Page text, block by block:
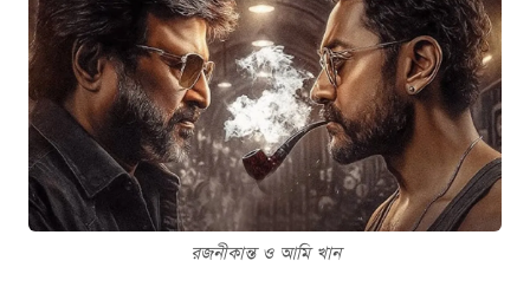
রজনীকান্ত ও আমি খান